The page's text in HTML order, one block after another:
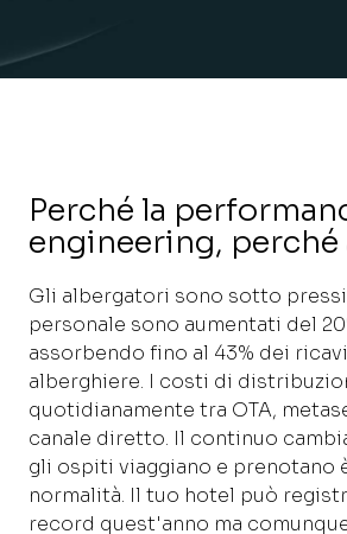
Perché la
engineering, perché
Gli albergatori sono sotto
personale sono aumentati del
assorbendo fino al 43% dei
alberghiere. I costi di
quotidianamente tra OTA,
canale diretto. Il continuo
gli ospiti viaggiano e prenotano
normalità. Il tuo hotel può
record quest'anno ma